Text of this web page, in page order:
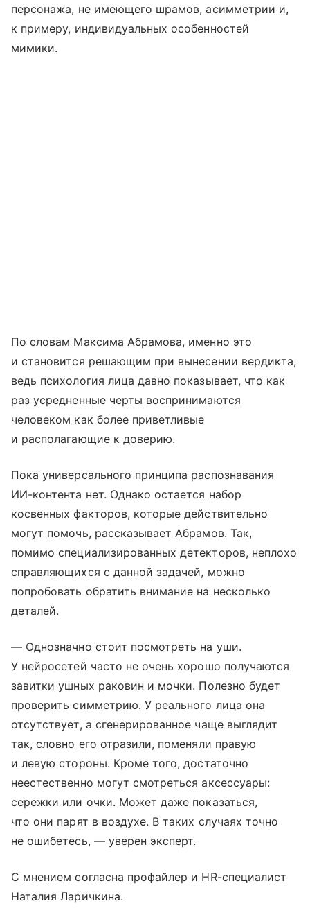
персонажа, не имеющего шрамов, асимметрии и,
к примеру, индивидуальных особенностей
мимики.
По словам Максима Абрамова, именно это
и становится решающим при вынесении вердикта,
ведь психология лица давно показывает, что как
раз усредненные черты воспринимаются
человеком как более приветливые
и располагающие к доверию.
Пока универсального принципа распознавания
ИИ-контента нет. Однако остается набор
косвенных факторов, которые действительно
могут помочь, рассказывает Абрамов. Так,
помимо специализированных детекторов, неплохо
справляющихся с данной задачей, можно
попробовать обратить внимание на несколько
деталей.
— Однозначно стоит посмотреть на уши.
У нейросетей часто не очень хорошо получаются
завитки ушных раковин и мочки. Полезно будет
проверить симметрию. У реального лица она
отсутствует, а сгенерированное чаще выглядит
так, словно его отразили, поменяли правую
и левую стороны. Кроме того, достаточно
неестественно могут смотреться аксессуары:
сережки или очки. Может даже показаться,
что они парят в воздухе. В таких случаях точно
не ошибетесь, — уверен эксперт.
С мнением согласна профайлер и HR-специалист
Наталия Ларичкина.